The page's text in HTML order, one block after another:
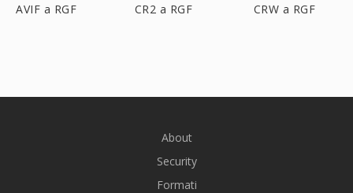
AVIF a RGF CR2 a RGF CRW a RGF
About
Security
Formati